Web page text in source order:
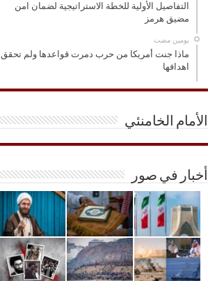
التفاصيل الأولية للخطة الاستراتيجية لضمان امن
مضيق هرمز
‏يومين مضت
ماذا جنت أمريكا من حرب دمرت قواعدها ولم تحقق
اهدافها
الأمام الخامنئي
أخبار في صور